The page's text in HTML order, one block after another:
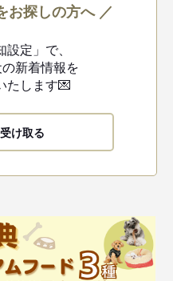
お探しの方へ ／
設定」で、
新着情報を
たします💌
け取る